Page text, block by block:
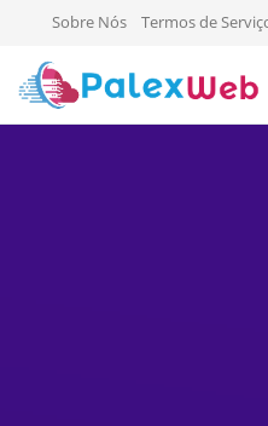
Sobre Nós Termos de